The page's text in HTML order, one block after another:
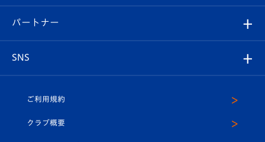
メディア
ホームタウン
マスコット紹介
ヴィヴィくんの長崎おもてなしガイド
スタジアムグルメ
V-LOVERS（ファンクラブ）
プレイヤーズスイート
店舗情報
育成からのお知らせ
U-18
パートナー
SNS
ヴィヴィくんインスタグラム
ご利用規約
クラブ概要